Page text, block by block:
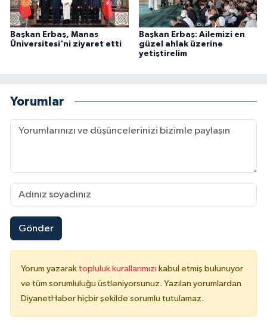
Başkan Erbaş, Manas
Üniversitesi'ni ziyaret etti
Başkan Erbaş: Ailemizi en
güzel ahlak üzerine
yetiştirelim
Yorumlar
Gönder
Yorum yazarak topluluk kurallarımızı kabul etmiş bulunuyor
ve tüm sorumluluğu üstleniyorsunuz. Yazılan yorumlardan
DiyanetHaber hiçbir şekilde sorumlu tutulamaz.
Konya Müftülüğü
Mersin Müftülüğü
Muğla Müftülüğü
Muş Müftülüğü
Nevşehir Müftülüğü
Niğde Müftülüğü